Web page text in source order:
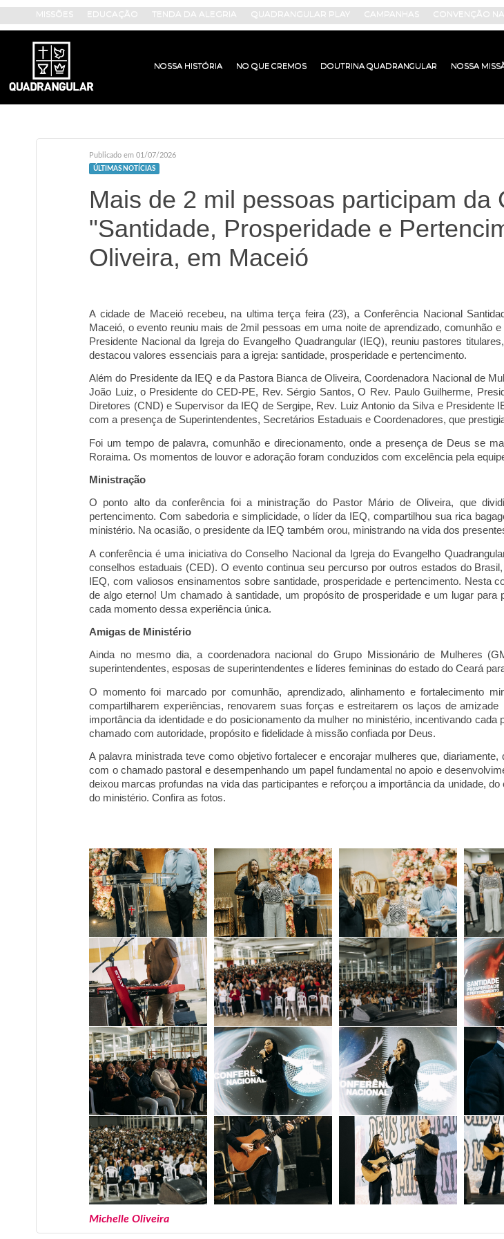
MISSÕES EDUCAÇÃO TENDA DA ALEGRIA QUADRANGULAR PLAY CAMPANHAS CONVENÇÃO
NOSSA HISTÓRIA NO QUE CREMOS DOUTRINA QUADRANGULAR NOSSA
Publicado em 01/07/2026
ÚLTIMAS NOTÍCIAS
Mais de 2 mil pessoas participam da
"Santidade, Prosperidade e
Oliveira, em Maceió
A cidade de Maceió recebeu, na ultima terça feira (23), a Conferência Nacional
Maceió, o evento reuniu mais de 2mil pessoas em uma noite de aprendizado, comunhão
Presidente Nacional da Igreja do Evangelho Quadrangular (IEQ), reuniu pastores
destacou valores essenciais para a igreja: santidade, prosperidade e pertencimento.
Além do Presidente da IEQ e da Pastora Bianca de Oliveira, Coordenadora Nacional de
João Luiz, o Presidente do CED-PE, Rev. Sérgio Santos, O Rev. Paulo Guilherme,
Diretores (CND) e Supervisor da IEQ de Sergipe, Rev. Luiz Antonio da Silva e Presidente
com a presença de Superintendentes, Secretários Estaduais e Coordenadores, que
Foi um tempo de palavra, comunhão e direcionamento, onde a presença de Deus se
Roraima. Os momentos de louvor e adoração foram conduzidos com excelência pela
Ministração
O ponto alto da conferência foi a ministração do Pastor Mário de Oliveira, que
pertencimento. Com sabedoria e simplicidade, o líder da IEQ, compartilhou sua rica
ministério. Na ocasião, o presidente da IEQ também orou, ministrando na vida dos
A conferência é uma iniciativa do Conselho Nacional da Igreja do Evangelho
conselhos estaduais (CED). O evento continua seu percurso por outros estados do
IEQ, com valiosos ensinamentos sobre santidade, prosperidade e pertencimento. Nesta
de algo eterno! Um chamado à santidade, um propósito de prosperidade e um lugar
cada momento dessa experiência única.
Amigas de Ministério
Ainda no mesmo dia, a coordenadora nacional do Grupo Missionário de Mulheres
superintendentes, esposas de superintendentes e líderes femininas do estado do Ceará
O momento foi marcado por comunhão, aprendizado, alinhamento e fortalecimento
compartilharem experiências, renovarem suas forças e estreitarem os laços de
importância da identidade e do posicionamento da mulher no ministério, incentivando
chamado com autoridade, propósito e fidelidade à missão confiada por Deus.
A palavra ministrada teve como objetivo fortalecer e encorajar mulheres que,
com o chamado pastoral e desempenhando um papel fundamental no apoio e
deixou marcas profundas na vida das participantes e reforçou a importância da unidade,
do ministério. Confira as fotos.
Michelle Oliveira